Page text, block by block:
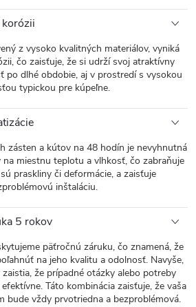
z vysoko kvalitných materiálov, vyniká
čo zaisťuje, že si udrží svoj atraktívny
po dlhé obdobie, aj v prostredí s vysokou
typickou pre kúpeľne.
zásten a kútov na 48 hodín je nevyhnutná
na miestnu teplotu a vlhkosť, čo zabraňuje
praskliny či deformácie, a zaisťuje
inštaláciu.
5 rokov
päťročnú záruku, čo znamená, že
na jeho kvalitu a odolnosť. Navyše,
že prípadné otázky alebo potreby
Táto kombinácia zaisťuje, že vaša
bude vždy prvotriedna a bezproblémová.